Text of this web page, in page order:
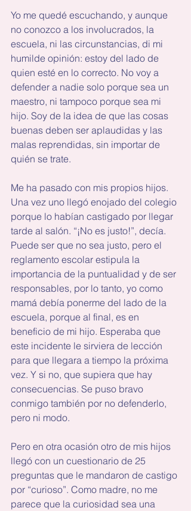
Yo me quedé escuchando, y aunque
no conozco a los involucrados, la
escuela, ni las circunstancias, di mi
humilde opinión: estoy del lado de
quien esté en lo correcto. No voy a
defender a nadie solo porque sea un
maestro, ni tampoco porque sea mi
hijo. Soy de la idea de que las cosas
buenas deben ser aplaudidas y las
malas reprendidas, sin importar de
quién se trate.
Me ha pasado con mis propios hijos.
Una vez uno llegó enojado del colegio
porque lo habían castigado por llegar
tarde al salón. “¡No es justo!”, decía.
Puede ser que no sea justo, pero el
reglamento escolar estipula la
importancia de la puntualidad y de ser
responsables, por lo tanto, yo como
mamá debía ponerme del lado de la
escuela, porque al final, es en
beneficio de mi hijo. Esperaba que
este incidente le sirviera de lección
para que llegara a tiempo la próxima
vez. Y si no, que supiera que hay
consecuencias. Se puso bravo
conmigo también por no defenderlo,
pero ni modo.
Pero en otra ocasión otro de mis hijos
llegó con un cuestionario de 25
preguntas que le mandaron de castigo
por “curioso”. Como madre, no me
parece que la curiosidad sea una